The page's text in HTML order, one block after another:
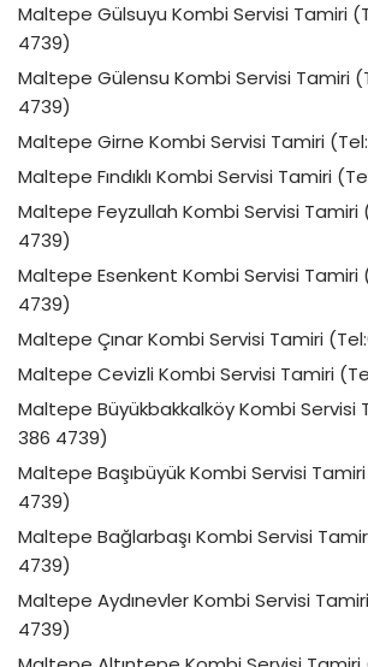
Maltepe Gülsuyu Kombi Servisi Tamiri
4739)
Maltepe Gülensu Kombi Servisi Tamiri
4739)
Maltepe Girne Kombi Servisi Tamiri
Maltepe Fındıklı Kombi Servisi Tamiri
Maltepe Feyzullah Kombi Servisi Tamiri
4739)
Maltepe Esenkent Kombi Servisi Tamiri
4739)
Maltepe Çınar Kombi Servisi Tamiri
Maltepe Cevizli Kombi Servisi Tamiri
Maltepe Büyükbakkalköy Kombi Servisi
386 4739)
Maltepe Başıbüyük Kombi Servisi Tamiri
4739)
Maltepe Bağlarbaşı Kombi Servisi
4739)
Maltepe Aydınevler Kombi Servisi
4739)